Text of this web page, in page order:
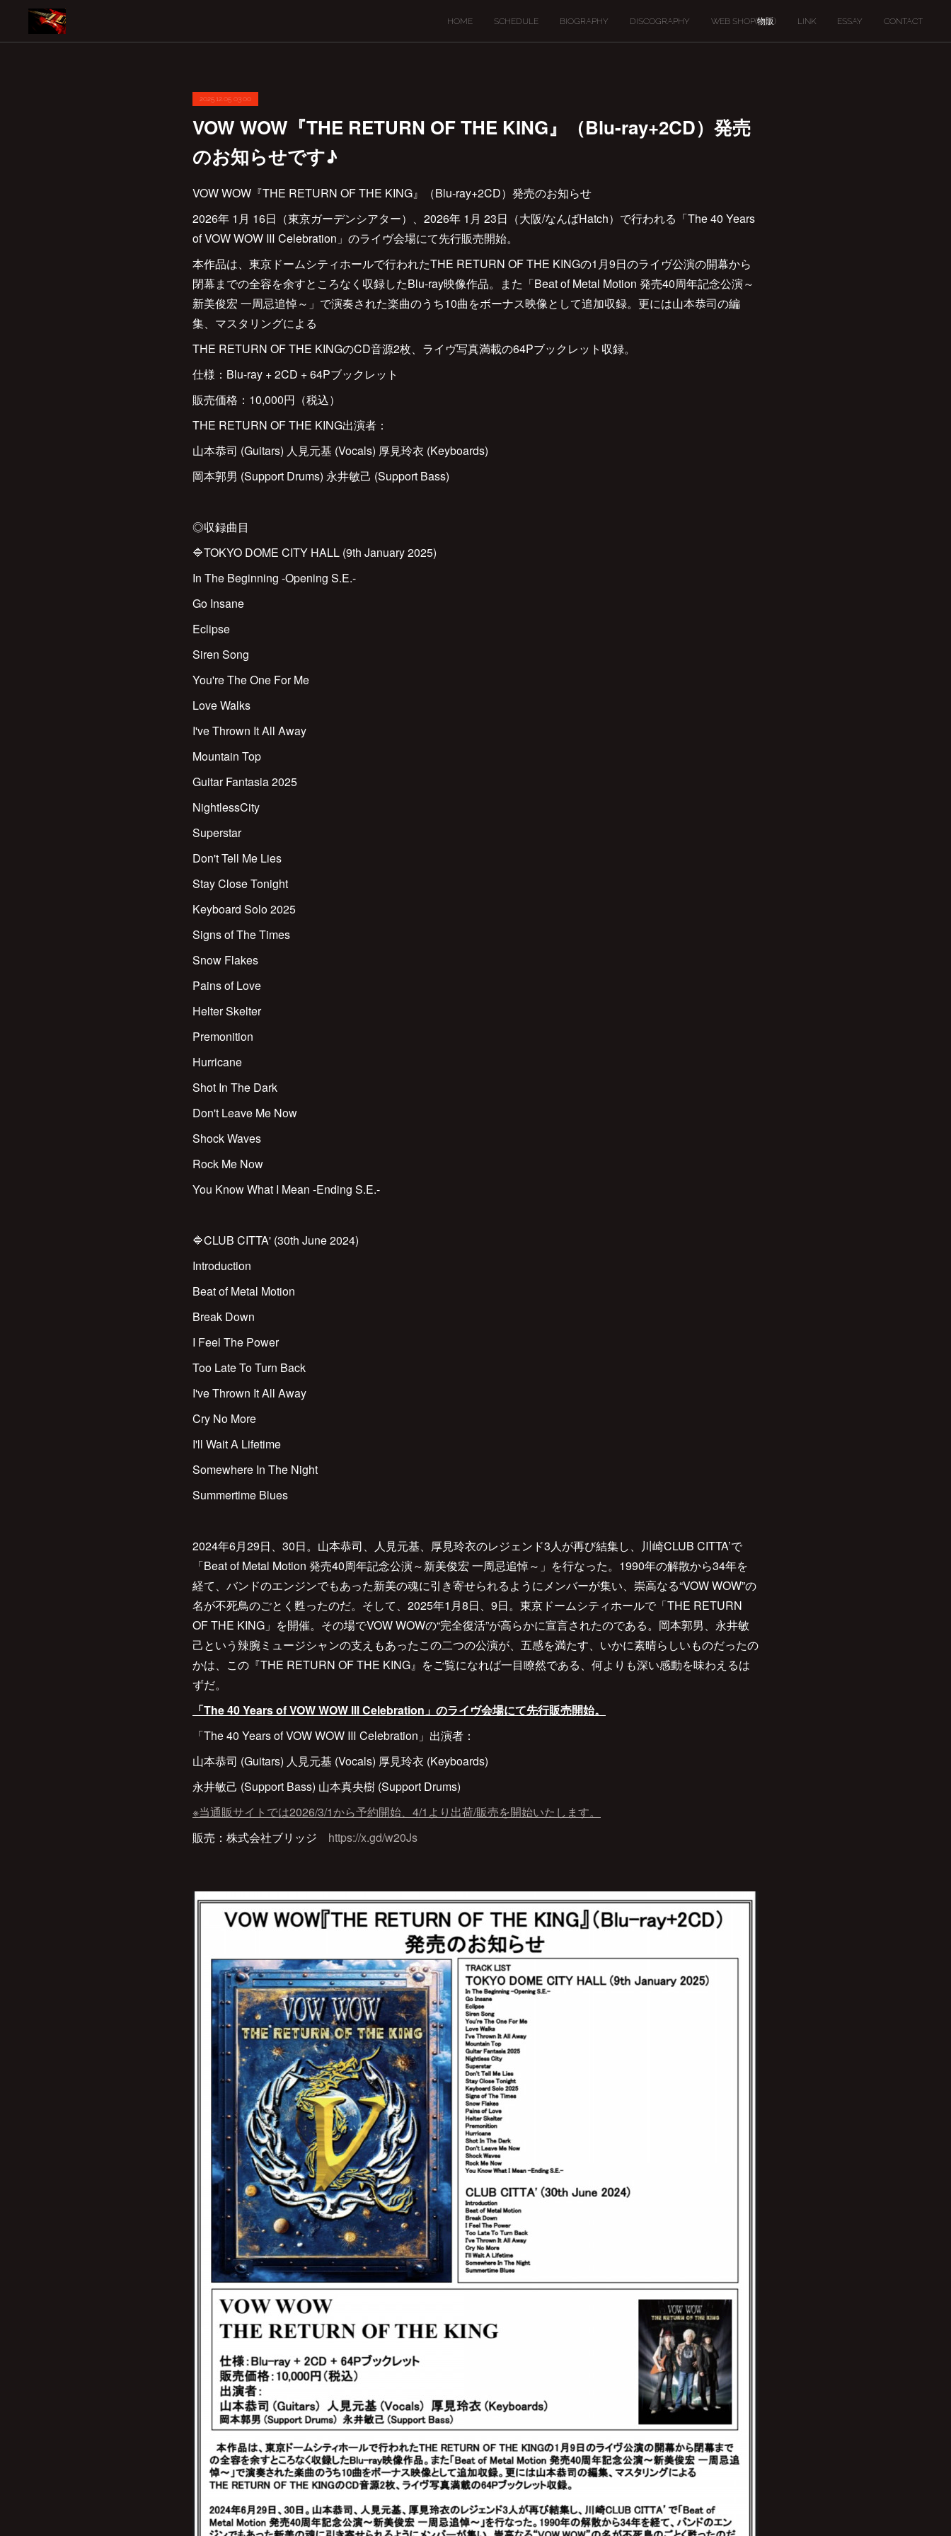
HOME SCHEDULE BIOGRAPHY DISCOGRAPHY WEB SHOP(物販) LINK ESSAY CONTACT
2025.12.05 03:00
VOW WOW『THE RETURN OF THE KING』（Blu-ray+2CD）発売
のお知らせです♪
VOW WOW『THE RETURN OF THE KING』（Blu-ray+2CD）発売のお知らせ
2026年 1月 16日（東京ガーデンシアター）、2026年 1月 23日（大阪/なんばHatch）で行われる「The 40 Years
of VOW WOW Ⅲ Celebration」のライヴ会場にて先行販売開始。
本作品は、東京ドームシティホールで行われたTHE RETURN OF THE KINGの1月9日のライヴ公演の開幕から
閉幕までの全容を余すところなく収録したBlu-ray映像作品。また「Beat of Metal Motion 発売40周年記念公演～
新美俊宏 一周忌追悼～」で演奏された楽曲のうち10曲をボーナス映像として追加収録。更には山本恭司の編
集、マスタリングによる
THE RETURN OF THE KINGのCD音源2枚、ライヴ写真満載の64Pブックレット収録。
仕様：Blu-ray + 2CD + 64Pブックレット
販売価格：10,000円（税込）
THE RETURN OF THE KING出演者：
山本恭司 (Guitars) 人見元基 (Vocals) 厚見玲衣 (Keyboards)
岡本郭男 (Support Drums) 永井敏己 (Support Bass)
◎収録曲目
🔷TOKYO DOME CITY HALL (9th January 2025)
In The Beginning -Opening S.E.-
Go Insane
Eclipse
Siren Song
You're The One For Me
Love Walks
I've Thrown It All Away
Mountain Top
Guitar Fantasia 2025
NightlessCity
Superstar
Don't Tell Me Lies
Stay Close Tonight
Keyboard Solo 2025
Signs of The Times
Snow Flakes
Pains of Love
Helter Skelter
Premonition
Hurricane
Shot In The Dark
Don't Leave Me Now
Shock Waves
Rock Me Now
You Know What I Mean -Ending S.E.-
🔷CLUB CITTA' (30th June 2024)
Introduction
Beat of Metal Motion
Break Down
I Feel The Power
Too Late To Turn Back
I've Thrown It All Away
Cry No More
I'll Wait A Lifetime
Somewhere In The Night
Summertime Blues
2024年6月29日、30日。山本恭司、人見元基、厚見玲衣のレジェンド3人が再び結集し、川崎CLUB CITTA’で
「Beat of Metal Motion 発売40周年記念公演～新美俊宏 一周忌追悼～」を行なった。1990年の解散から34年を
経て、バンドのエンジンでもあった新美の魂に引き寄せられるようにメンバーが集い、崇高なる“VOW WOW”の
名が不死鳥のごとく甦ったのだ。そして、2025年1月8日、9日。東京ドームシティホールで「THE RETURN
OF THE KING」を開催。その場でVOW WOWの“完全復活”が高らかに宣言されたのである。岡本郭男、永井敏
己という辣腕ミュージシャンの支えもあったこの二つの公演が、五感を満たす、いかに素晴らしいものだったの
かは、この『THE RETURN OF THE KING』をご覧になれば一目瞭然である、何よりも深い感動を味わえるは
ずだ。
「The 40 Years of VOW WOW Ⅲ Celebration」のライヴ会場にて先行販売開始。
「The 40 Years of VOW WOW Ⅲ Celebration」出演者：
山本恭司 (Guitars) 人見元基 (Vocals) 厚見玲衣 (Keyboards)
永井敏己 (Support Bass) 山本真央樹 (Support Drums)
※当通販サイトでは2026/3/1から予約開始、4/1より出荷/販売を開始いたします。
販売：株式会社ブリッジ https://x.gd/w20Js